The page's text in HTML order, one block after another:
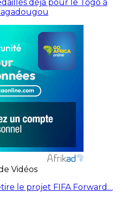
déjà pour le Togo à
Vidéos
le projet FIFA Forward…